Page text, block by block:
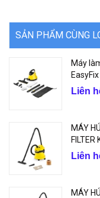
SẢN PHẨM CÙNG
Máy
EasyFix
Liên
MÁY
FILTER
Liên
MÁY